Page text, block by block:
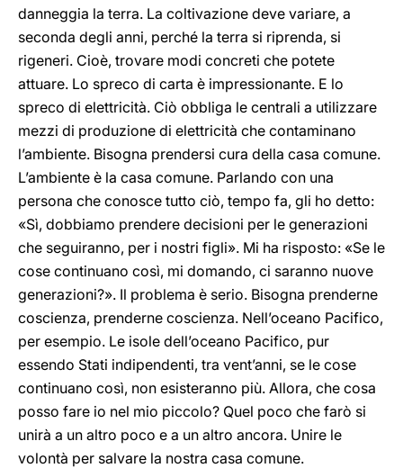
danneggia la terra. La coltivazione deve variare, a
seconda degli anni, perché la terra si riprenda, si
rigeneri. Cioè, trovare modi concreti che potete
attuare. Lo spreco di carta è impressionante. E lo
spreco di elettricità. Ciò obbliga le centrali a utilizzare
mezzi di produzione di elettricità che contaminano
l’ambiente. Bisogna prendersi cura della casa comune.
L’ambiente è la casa comune. Parlando con una
persona che conosce tutto ciò, tempo fa, gli ho detto:
«Sì, dobbiamo prendere decisioni per le generazioni
che seguiranno, per i nostri figli». Mi ha risposto: «Se le
cose continuano così, mi domando, ci saranno nuove
generazioni?». Il problema è serio. Bisogna prenderne
coscienza, prenderne coscienza. Nell’oceano Pacifico,
per esempio. Le isole dell’oceano Pacifico, pur
essendo Stati indipendenti, tra vent’anni, se le cose
continuano così, non esisteranno più. Allora, che cosa
posso fare io nel mio piccolo? Quel poco che farò si
unirà a un altro poco e a un altro ancora. Unire le
volontà per salvare la nostra casa comune.